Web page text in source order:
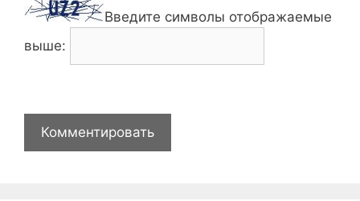
Введите символы отображаемые
выше: